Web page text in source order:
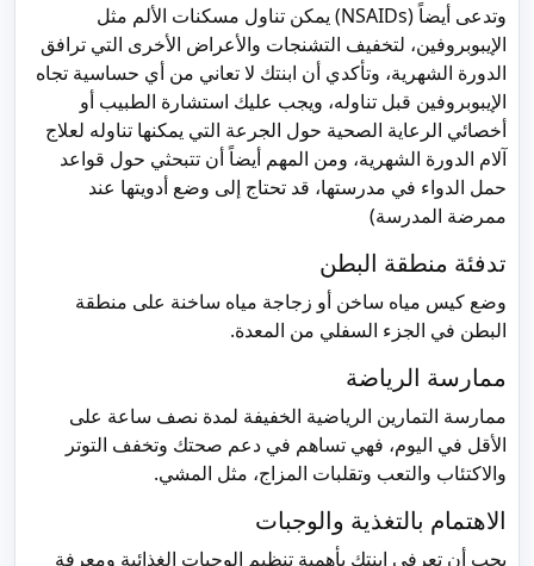
وتدعى أيضاً (NSAIDs) يمكن تناول مسكنات الألم مثل
الإيبوبروفين، لتخفيف التشنجات والأعراض الأخرى التي ترافق
الدورة الشهرية، وتأكدي أن ابنتك لا تعاني من أي حساسية تجاه
الإيبوبروفين قبل تناوله، ويجب عليك استشارة الطبيب أو
أخصائي الرعاية الصحية حول الجرعة التي يمكنها تناوله لعلاج
آلام الدورة الشهرية، ومن المهم أيضاً أن تتبحثي حول قواعد
حمل الدواء في مدرستها، قد تحتاج إلى وضع أدويتها عند
ممرضة المدرسة)
تدفئة منطقة البطن
وضع كيس مياه ساخن أو زجاجة مياه ساخنة على منطقة
البطن في الجزء السفلي من المعدة.
ممارسة الرياضة
ممارسة التمارين الرياضية الخفيفة لمدة نصف ساعة على
الأقل في اليوم، فهي تساهم في دعم صحتك وتخفف التوتر
والاكتئاب والتعب وتقلبات المزاج، مثل المشي.
الاهتمام بالتغذية والوجبات
يجب أن تعرفي ابنتك بأهمية تنظيم الوجبات الغذائية ومعرفة